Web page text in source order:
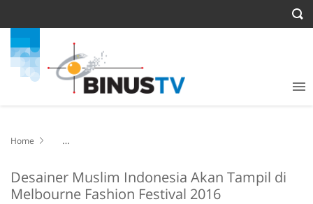
Home
Desainer Muslim Indonesia Akan Tampil di
Melbourne Fashion Festival 2016